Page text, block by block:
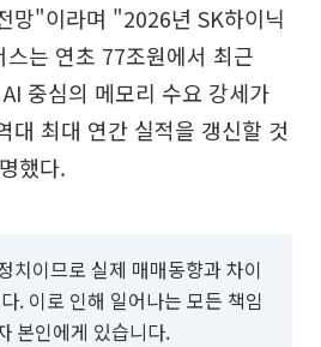
망"이라며 "2026년 SK하이닉
는 연초 77조원에서 최근
중심의 메모리 수요 강세가
대 최대 연간 실적을 갱신할 것
했다.
치이므로 실제 매매동향과 차이
. 이로 인해 일어나는 모든 책임
본인에게 있습니다.